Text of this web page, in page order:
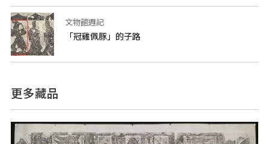
文物館週記
「冠雞佩豚」的子路
更多藏品